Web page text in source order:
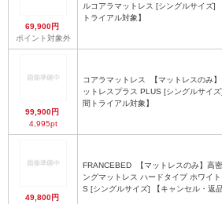
69,900円
ポイント対象外
ルコアラマットレス [シングルサイズ]
トライアル対象】
99,900円
4,995pt
コアラマットレス
ットレスプラス PLUS [シングルサイ
間トライアル対象】
49,800円
FRANCEBED
ングマットレス ハードタイプ ホワイ
S [シングルサイズ] 【キャンセル・返品